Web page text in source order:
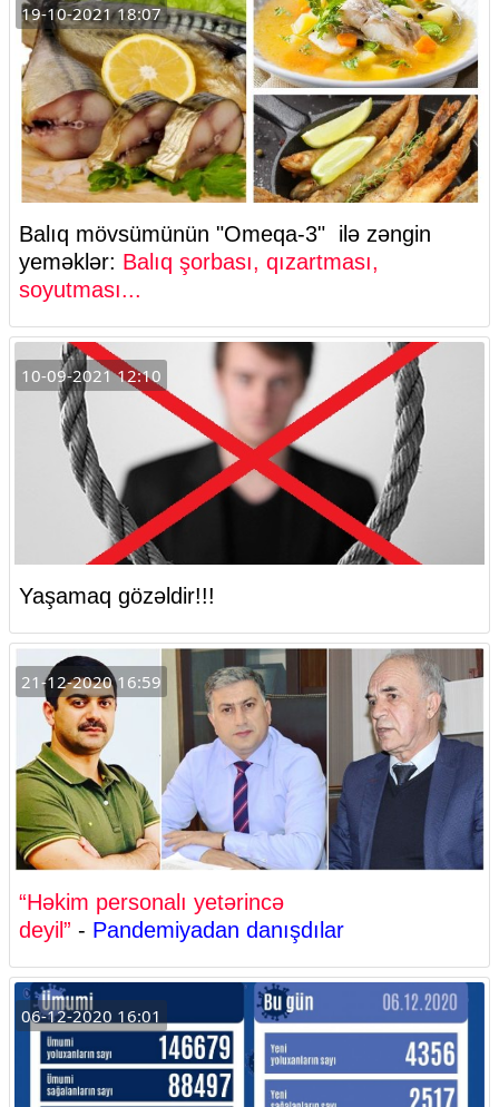
19-10-2021 18:07
Balıq mövsümünün "Omeqa-3" ilə zəngin
yeməklər: Balıq şorbası, qızartması,
soyutması...
10-09-2021 12:10
Yaşamaq gözəldir!!!
21-12-2020 16:59
“Həkim personalı yetərincə
deyil” - Pandemiyadan danışdılar
06-12-2020 16:01